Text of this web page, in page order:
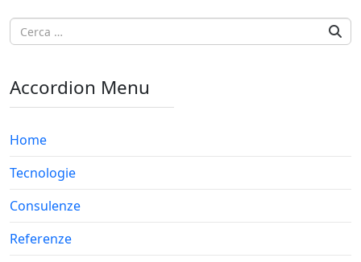
Avanti
Accordion Menu
Home
Tecnologie
Consulenze
Referenze